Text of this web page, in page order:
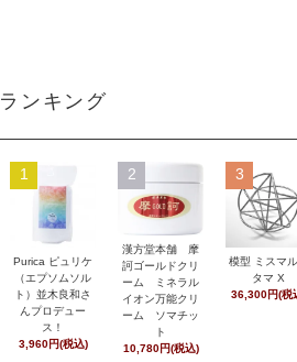
ランキング
1
Purica ピュリケ
（エプソムソル
ト）並木良和さ
んプロデュー
ス！
3,960円(税込)
2
漢方堂本舗 摩
訶ゴールドクリ
ーム ミネラル
イオン万能クリ
ーム ソマチッ
ト
10,780円(税込)
3
模型 ミスマ
タマ X
36,300円(税